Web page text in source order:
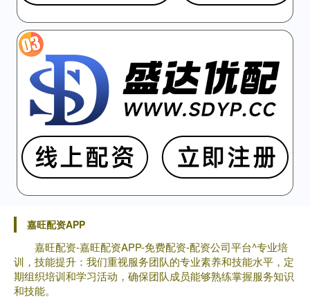
嘉旺配资APP
嘉旺配资-嘉旺配资APP-免费配资-配资公司平台^专业培
训，技能提升：我们重视服务团队的专业素养和技能水平，定
期组织培训和学习活动，确保团队成员能够熟练掌握服务知识
和技能。